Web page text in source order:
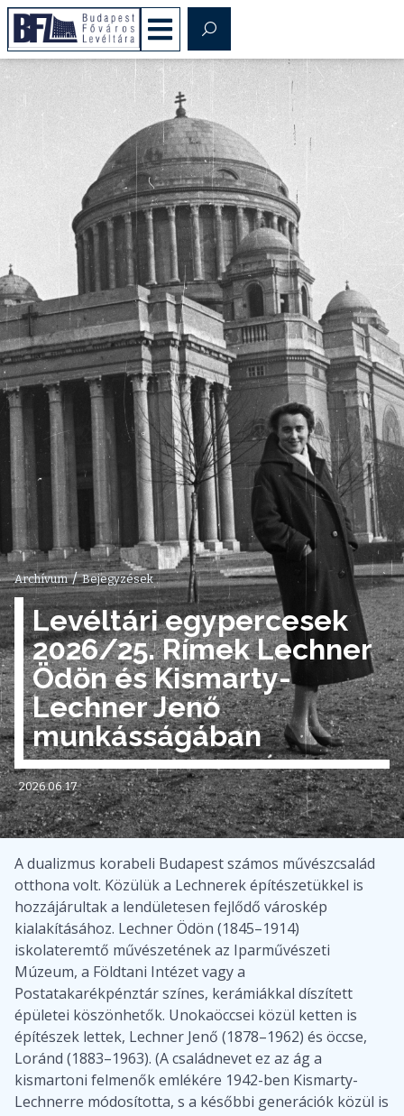
Archívum / Bejegyzések
Levéltári egypercesek
2026/25. Rímek Lechner
Ödön és Kismarty-
Lechner Jenő
munkásságában
2026.06.17
A dualizmus korabeli Budapest számos művészcsalád
otthona volt. Közülük a Lechnerek építészetükkel is
hozzájárultak a lendületesen fejlődő városkép
kialakításához. Lechner Ödön (1845–1914)
iskolateremtő művészetének az Iparművészeti
Múzeum, a Földtani Intézet vagy a
Postatakarékpénztár színes, kerámiákkal díszített
épületei köszönhetők. Unokaöccsei közül ketten is
építészek lettek, Lechner Jenő (1878–1962) és öccse,
Loránd (1883–1963). (A családnevet ez az ág a
kismartoni felmenők emlékére 1942-ben Kismarty-
Lechnerre módosította, s a későbbi generációk közül is